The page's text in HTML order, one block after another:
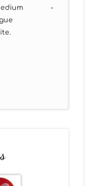
-